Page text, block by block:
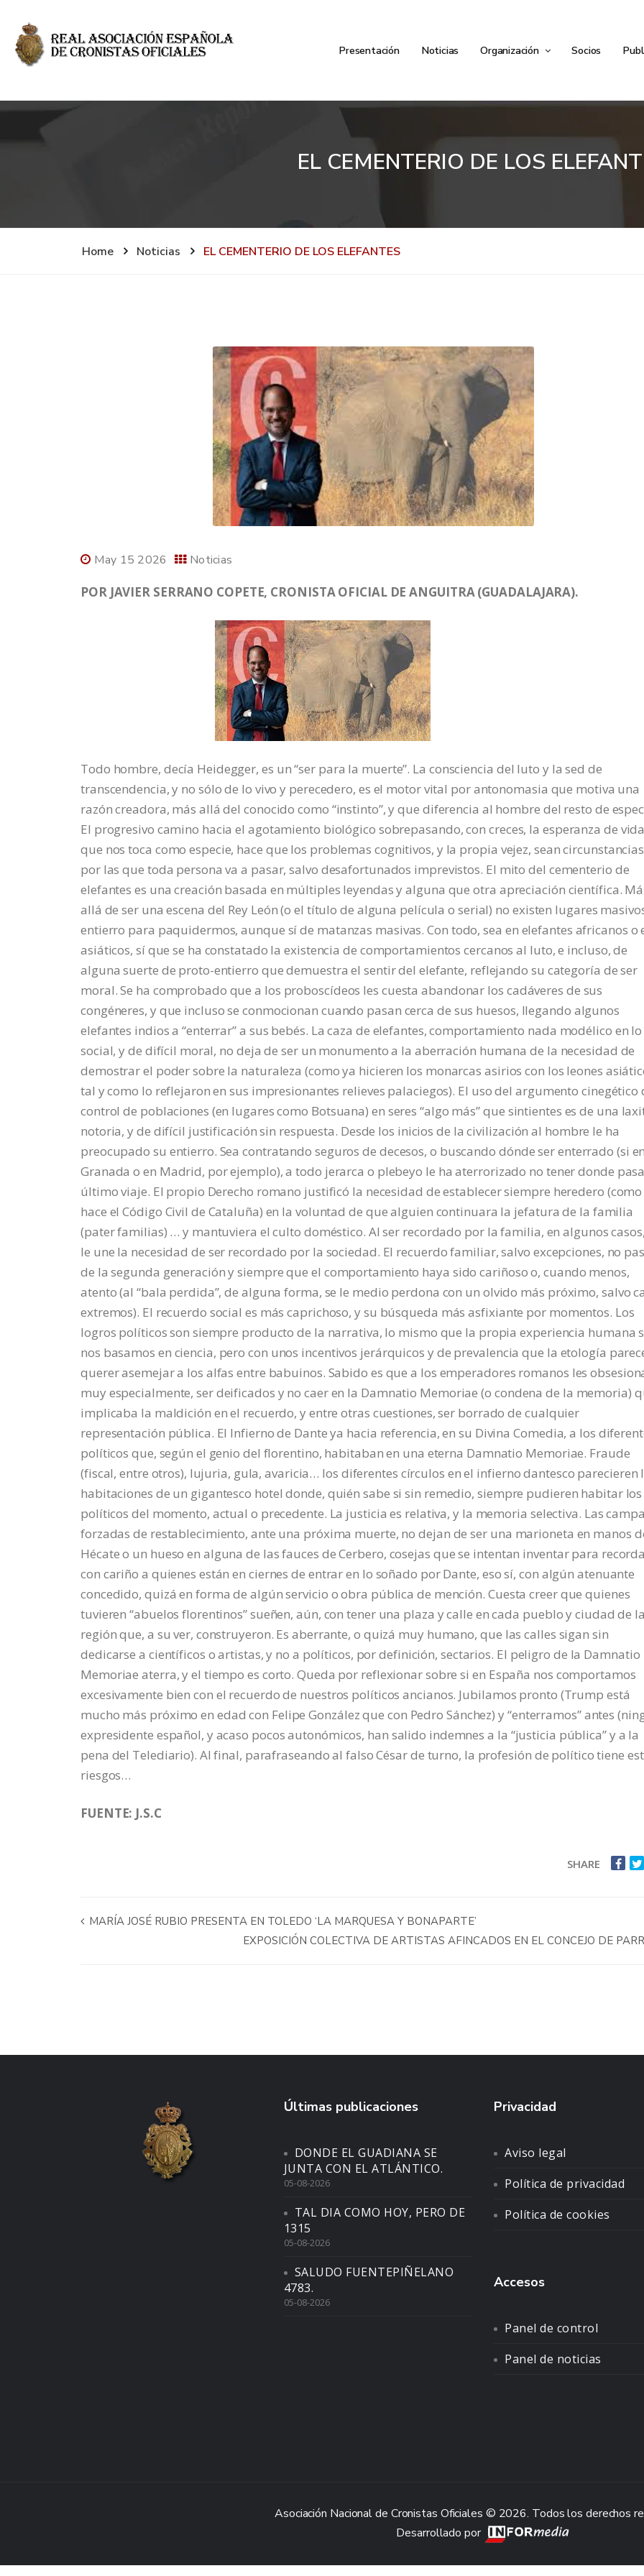
Presentación Noticias Organización Socios
EL CEMENTERIO DE LOS
Home Noticias EL CEMENTERIO DE LOS ELEFANTES
May 15 2026 Noticias
POR JAVIER SERRANO COPETE, CRONISTA OFICIAL DE ANGUITRA (GUADALAJARA).
Todo hombre, decía Heidegger, es un “ser para la muerte”. La consciencia del luto y la sed de
transcendencia, y no sólo de lo vivo y perecedero, es el motor vital por antonomasia que motiva una
razón creadora, más allá del conocido como “instinto”, y que diferencia al hombre del resto de
El progresivo camino hacia el agotamiento biológico sobrepasando, con creces, la esperanza de vida
que nos toca como especie, hace que los problemas cognitivos, y la propia vejez, sean circunstancias
por las que toda persona va a pasar, salvo desafortunados imprevistos. El mito del cementerio de
elefantes es una creación basada en múltiples leyendas y alguna que otra apreciación científica.
allá de ser una escena del Rey León (o el título de alguna película o serial) no existen lugares
entierro para paquidermos, aunque sí de matanzas masivas. Con todo, sea en elefantes africanos o
asiáticos, sí que se ha constatado la existencia de comportamientos cercanos al luto, e incluso, de
alguna suerte de proto-entierro que demuestra el sentir del elefante, reflejando su categoría de ser
moral. Se ha comprobado que a los proboscídeos les cuesta abandonar los cadáveres de sus
congéneres, y que incluso se conmocionan cuando pasan cerca de sus huesos, llegando algunos
elefantes indios a “enterrar” a sus bebés. La caza de elefantes, comportamiento nada modélico en lo
social, y de difícil moral, no deja de ser un monumento a la aberración humana de la necesidad de
demostrar el poder sobre la naturaleza (como ya hicieren los monarcas asirios con los leones
tal y como lo reflejaron en sus impresionantes relieves palaciegos). El uso del argumento cinegético
control de poblaciones (en lugares como Botsuana) en seres “algo más” que sintientes es de una
notoria, y de difícil justificación sin respuesta. Desde los inicios de la civilización al hombre le ha
preocupado su entierro. Sea contratando seguros de decesos, o buscando dónde ser enterrado (si en
Granada o en Madrid, por ejemplo), a todo jerarca o plebeyo le ha aterrorizado no tener donde
último viaje. El propio Derecho romano justificó la necesidad de establecer siempre heredero (como
hace el Código Civil de Cataluña) en la voluntad de que alguien continuara la jefatura de la familia
(pater familias) … y mantuviera el culto doméstico. Al ser recordado por la familia, en algunos
le une la necesidad de ser recordado por la sociedad. El recuerdo familiar, salvo excepciones, no
de la segunda generación y siempre que el comportamiento haya sido cariñoso o, cuando menos,
atento (al “bala perdida”, de alguna forma, se le medio perdona con un olvido más próximo, salvo
extremos). El recuerdo social es más caprichoso, y su búsqueda más asfixiante por momentos. Los
logros políticos son siempre producto de la narrativa, lo mismo que la propia experiencia humana
nos basamos en ciencia, pero con unos incentivos jerárquicos y de prevalencia que la etología
querer asemejar a los alfas entre babuinos. Sabido es que a los emperadores romanos les
muy especialmente, ser deificados y no caer en la Damnatio Memoriae (o condena de la memoria)
implicaba la maldición en el recuerdo, y entre otras cuestiones, ser borrado de cualquier
representación pública. El Infierno de Dante ya hacia referencia, en su Divina Comedia, a los
políticos que, según el genio del florentino, habitaban en una eterna Damnatio Memoriae. Fraude
(fiscal, entre otros), lujuria, gula, avaricia… los diferentes círculos en el infierno dantesco parecieren
habitaciones de un gigantesco hotel donde, quién sabe si sin remedio, siempre pudieren habitar los
políticos del momento, actual o precedente. La justicia es relativa, y la memoria selectiva. Las
forzadas de restablecimiento, ante una próxima muerte, no dejan de ser una marioneta en manos
Hécate o un hueso en alguna de las fauces de Cerbero, cosejas que se intentan inventar para
con cariño a quienes están en ciernes de entrar en lo soñado por Dante, eso sí, con algún atenuante
concedido, quizá en forma de algún servicio o obra pública de mención. Cuesta creer que quienes
tuvieren “abuelos florentinos” sueñen, aún, con tener una plaza y calle en cada pueblo y ciudad de la
región que, a su ver, construyeron. Es aberrante, o quizá muy humano, que las calles sigan sin
dedicarse a científicos o artistas, y no a políticos, por definición, sectarios. El peligro de la Damnatio
Memoriae aterra, y el tiempo es corto. Queda por reflexionar sobre si en España nos comportamos
excesivamente bien con el recuerdo de nuestros políticos ancianos. Jubilamos pronto (Trump está
mucho más próximo en edad con Felipe González que con Pedro Sánchez) y “enterramos” antes
expresidente español, y acaso pocos autonómicos, han salido indemnes a la “justicia pública” y a la
pena del Telediario). Al final, parafraseando al falso César de turno, la profesión de político tiene
riesgos…
FUENTE: J.S.C
SHARE
MARÍA JOSÉ RUBIO PRESENTA EN TOLEDO ‘LA MARQUESA Y BONAPARTE’
EXPOSICIÓN COLECTIVA DE ARTISTAS AFINCADOS EN EL CONCEJO DE
Últimas publicaciones
DONDE EL GUADIANA SE
JUNTA CON EL ATLÁNTICO.
05-08-2026
TAL DIA COMO HOY, PERO DE
1315
05-08-2026
SALUDO FUENTEPIÑELANO
4783.
05-08-2026
Privacidad
Aviso legal
Política de privacidad
Política de cookies
Accesos
Panel de control
Panel de noticias
Asociación Nacional de Cronistas Oficiales © 2026. Todos los derechos
Desarrollado por